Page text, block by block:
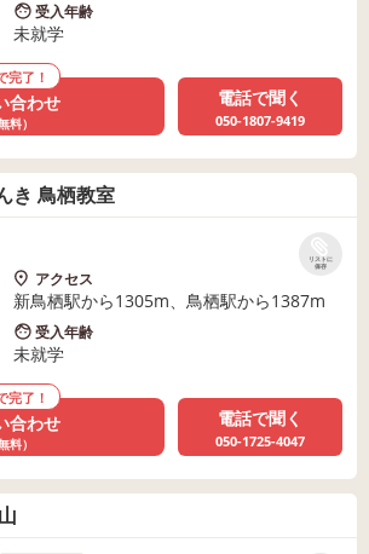
受入年齢
未就学
完了！
合わせ
料）
電話で聞く
050-1807-9419
き 鳥栖教室
リストに
保存
アクセス
新鳥栖駅から1305m、鳥栖駅から1387m
受入年齢
未就学
完了！
合わせ
料）
電話で聞く
050-1725-4047